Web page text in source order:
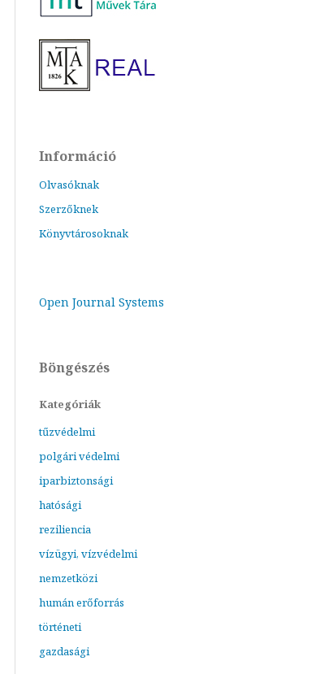
Információ
Olvasóknak
Szerzőknek
Könyvtárosoknak
Open Journal Systems
Böngészés
Kategóriák
tűzvédelmi
polgári védelmi
iparbiztonsági
hatósági
reziliencia
vízügyi, vízvédelmi
nemzetközi
humán erőforrás
történeti
gazdasági